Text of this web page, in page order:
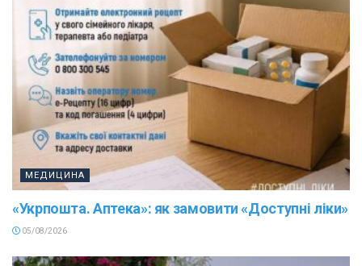
МЕДИЦИНА
«Укрпошта. Аптека»: як замовити «Доступні ліки»
05/08/2026